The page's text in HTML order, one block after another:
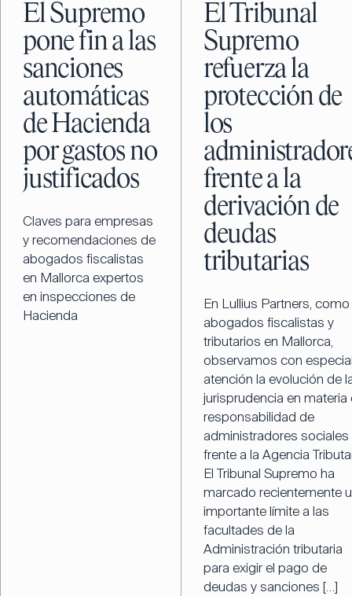
El Supremo
pone fin a las
sanciones
automáticas
de Hacienda
por gastos no
justificados
Claves para empresas
y recomendaciones de
abogados fiscalistas
en Mallorca expertos
en inspecciones de
Hacienda
El Tribunal
Supremo
refuerza la
protección de
los
frente a la
derivación de
deudas
tributarias
En Lullius Partners, como
abogados fiscalistas y
tributarios en Mallorca,
observamos con
atención la evolución de
jurisprudencia en materia
responsabilidad de
administradores sociales
frente a la Agencia
El Tribunal Supremo ha
marcado recientemente
importante límite a las
facultades de la
Administración tributaria
para exigir el pago de
deudas y sanciones […]